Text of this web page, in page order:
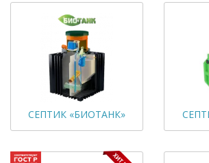
СЕПТИК «БИОТАНК»